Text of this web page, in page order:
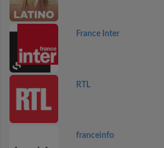
France Inter
RTL
franceinfo